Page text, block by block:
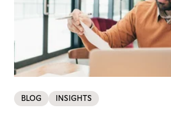
BLOG INSIGHTS